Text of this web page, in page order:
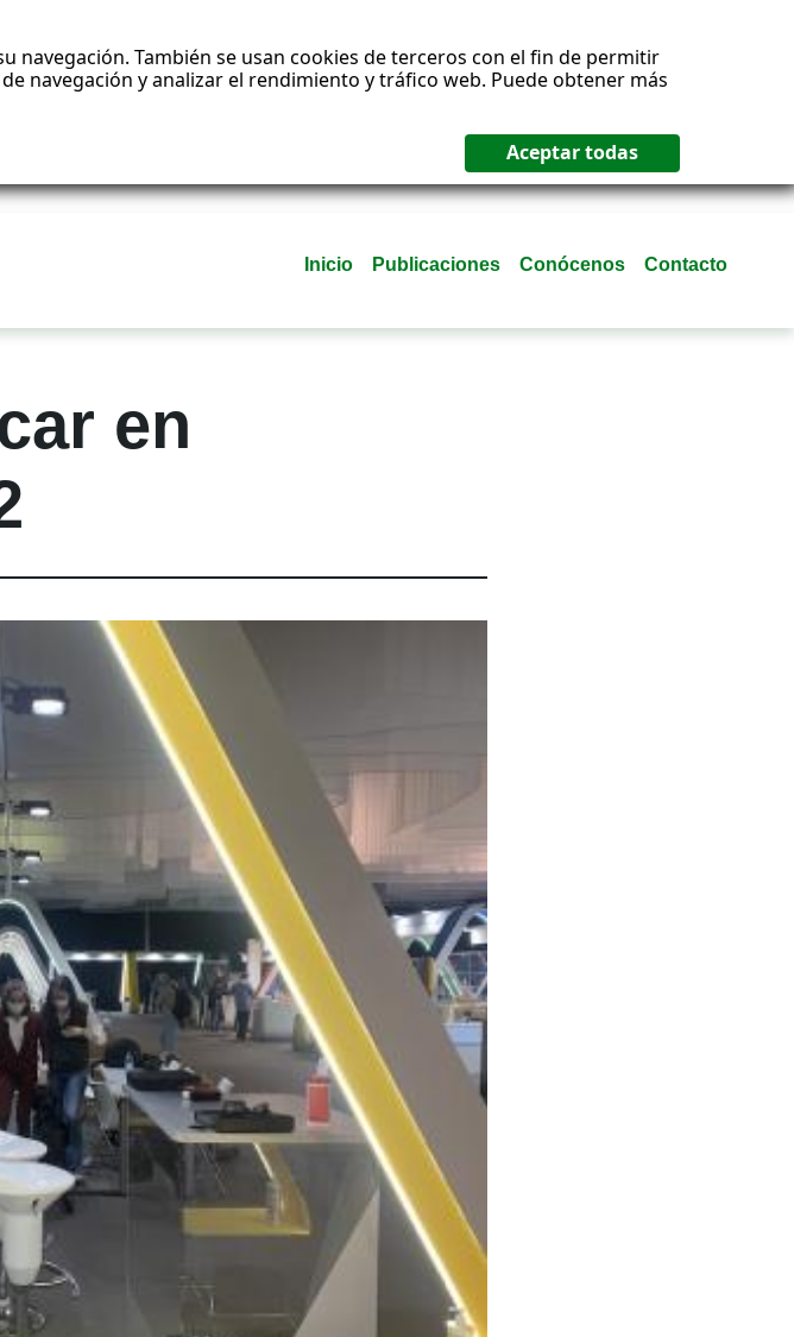
navegación. También se usan cookies de terceros con el fin de permitir
navegación y analizar el rendimiento y tráfico web. Puede obtener más
Inicio Publicaciones Conócenos Contacto
en